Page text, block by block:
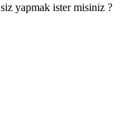
yapmak ister misiniz ?